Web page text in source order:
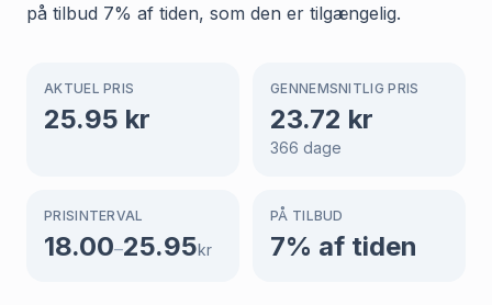
på tilbud 7% af tiden, som den er tilgængelig.
AKTUEL PRIS
25.95 kr
GENNEMSNITLIG PRIS
23.72 kr
366 dage
PRISINTERVAL
18.00–25.95kr
PÅ TILBUD
7% af tiden